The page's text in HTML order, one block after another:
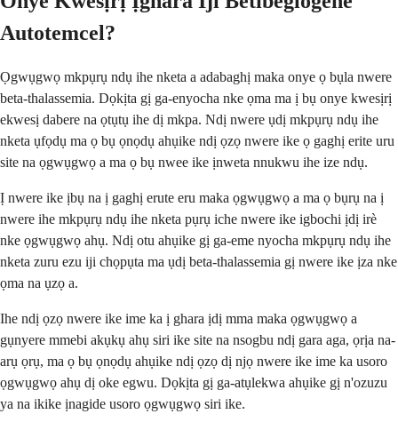
Autotemcel?
Ọgwụgwọ mkpụrụ ndụ ihe nketa a adabaghị maka onye ọ bụla nwere
beta-thalassemia. Dọkịta gị ga-enyocha nke ọma ma ị bụ onye kwesịrị
ekwesị dabere na ọtụtụ ihe dị mkpa. Ndị nwere ụdị mkpụrụ ndụ ihe
nketa ụfọdụ ma ọ bụ ọnọdụ ahụike ndị ọzọ nwere ike ọ gaghị erite uru
site na ọgwụgwọ a ma ọ bụ nwee ike ịnweta nnukwu ihe ize ndụ.
Ị nwere ike ịbụ na ị gaghị erute eru maka ọgwụgwọ a ma ọ bụrụ na ị
nwere ihe mkpụrụ ndụ ihe nketa pụrụ iche nwere ike igbochi ịdị irè
nke ọgwụgwọ ahụ. Ndị otu ahụike gị ga-eme nyocha mkpụrụ ndụ ihe
nketa zuru ezu iji chọpụta ma ụdị beta-thalassemia gị nwere ike ịza nke
ọma na ụzọ a.
Ihe ndị ọzọ nwere ike ime ka ị ghara ịdị mma maka ọgwụgwọ a
gụnyere mmebi akụkụ ahụ siri ike site na nsogbu ndị gara aga, ọrịa na-
arụ ọrụ, ma ọ bụ ọnọdụ ahụike ndị ọzọ dị njọ nwere ike ime ka usoro
ọgwụgwọ ahụ dị oke egwu. Dọkịta gị ga-atụlekwa ahụike gị n'ozuzu
ya na ikike ịnagide usoro ọgwụgwọ siri ike.